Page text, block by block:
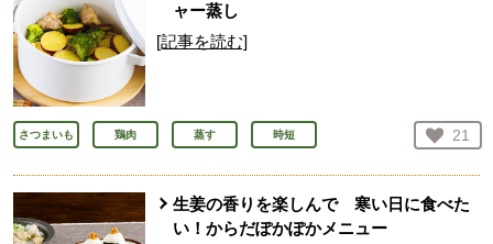
ャー蒸し
[記事を読む]
さつまいも 鶏肉 蒸す 時短 お気
21
人
生姜の香りを楽しんで 寒い日に食べた
い！からだぽかぽかメニュー